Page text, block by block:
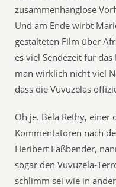
zusammenhanglose
Und am Ende wirbt
gestalteten Film über
es viel Sendezeit für
man wirklich nicht viel
dass die Vuvuzelas
Oh je. Béla Rethy, einer
Kommentatoren nach
Heribert Faßbender,
sogar den Vuvuzela-
schlimm sei wie in